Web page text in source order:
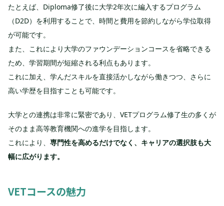
たとえば、Diploma修了後に大学2年次に編入するプログラム
（D2D）を利用することで、時間と費用を節約しながら学位取得
が可能です。
また、これにより大学のファウンデーションコースを省略できる
ため、学習期間が短縮される利点もあります。
これに加え、学んだスキルを直接活かしながら働きつつ、さらに
高い学歴を目指すことも可能です。
大学との連携は非常に緊密であり、VETプログラム修了生の多くが
そのまま高等教育機関への進学を目指します。
これにより、 専門性を高めるだけでなく、キャリアの選択肢も大
幅に広がります。
VETコースの魅力